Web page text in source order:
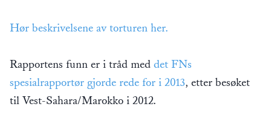
Hør beskrivelsene av torturen her.
Rapportens funn er i tråd med det FNs
spesialrapportør gjorde rede for i 2013, etter besøket
til Vest-Sahara/Marokko i 2012.